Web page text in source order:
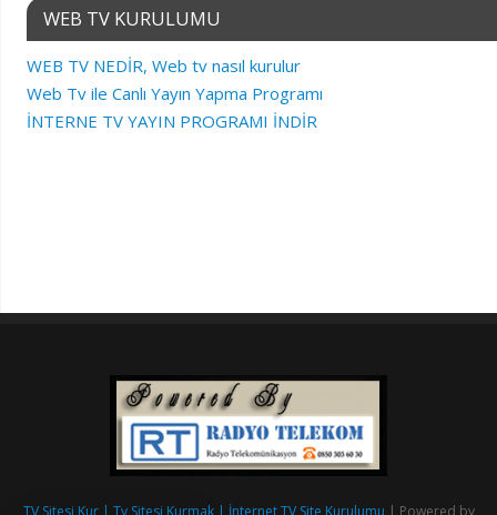
WEB TV KURULUMU
WEB TV NEDİR, Web tv nasıl kurulur
Web Tv ile Canlı Yayın Yapma Programı
İNTERNE TV YAYIN PROGRAMI İNDİR